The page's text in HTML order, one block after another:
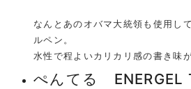
なんとあのオバマ大統領も使用し
ルペン。
水性で程よいカリカリ感の書き味
ぺんてる ENERGEL